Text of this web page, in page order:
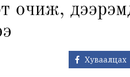
очиж,
Хуваалцах